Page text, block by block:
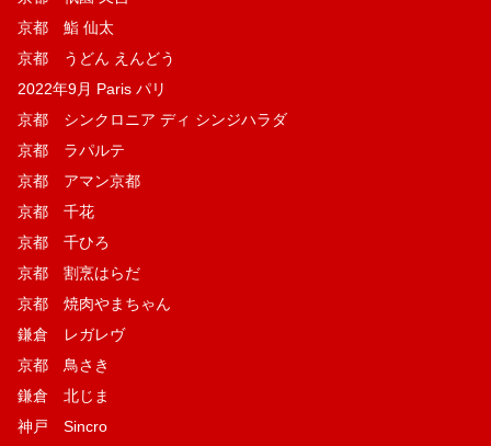
京都 鮨 仙太
京都 うどん えんどう
2022年9月 Paris パリ
京都 シンクロニア ディ シンジハラダ
京都 ラパルテ
京都 アマン京都
京都 千花
京都 千ひろ
京都 割烹はらだ
京都 焼肉やまちゃん
鎌倉 レガレヴ
京都 鳥さき
鎌倉 北じま
神戸 Sincro